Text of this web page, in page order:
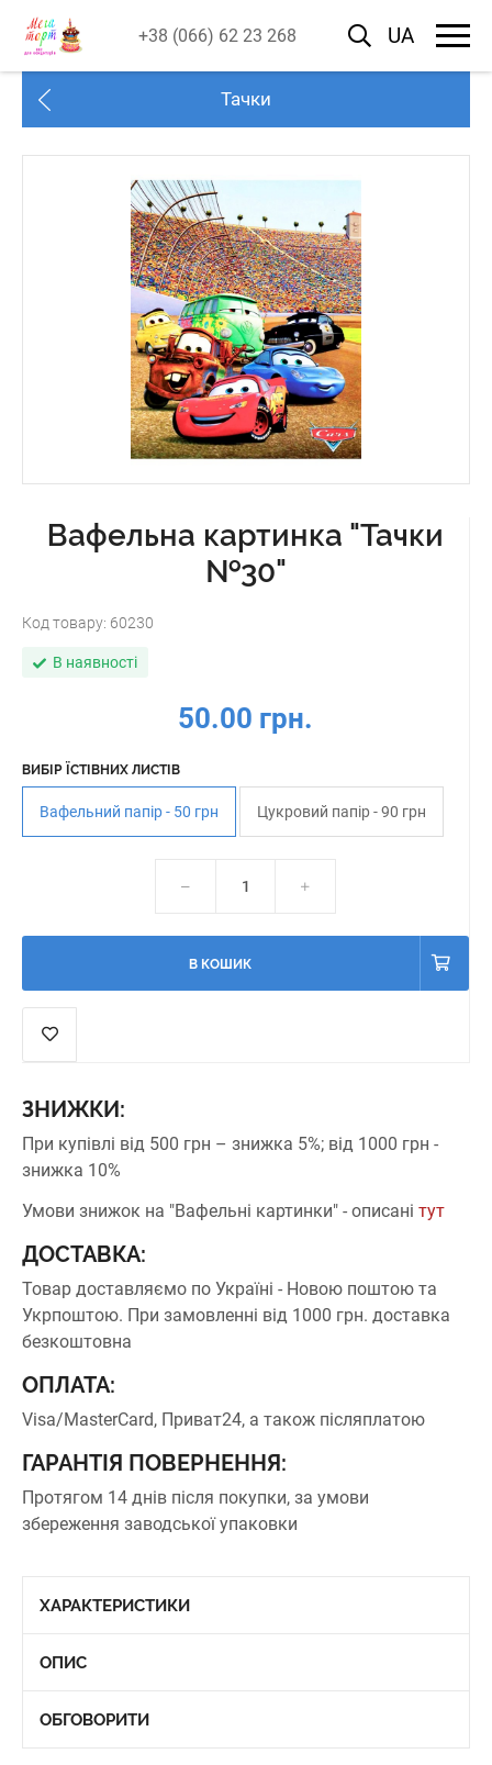
+38 (066) 62 23 268 UA
Тачки
Вафельна картинка "Тачки
№30"
Код товару: 60230
В наявності
50.00 грн.
ВИБІР ЇСТІВНИХ ЛИСТІВ
Вафельний папір - 50 грн Цукровий папір - 90 грн
В КОШИК
ЗНИЖКИ:
При купівлі від 500 грн – знижка 5%; від 1000 грн -
знижка 10%
Умови знижок на "Вафельні картинки" - описані тут
ДОСТАВКА:
Товар доставляємо по Україні - Новою поштою та
Укрпоштою. При замовленні від 1000 грн. доставка
безкоштовна
ОПЛАТА:
Visa/MasterCard, Приват24, а також післяплатою
ГАРАНТІЯ ПОВЕРНЕННЯ:
Протягом 14 днів після покупки, за умови
збереження заводської упаковки
ХАРАКТЕРИСТИКИ
ОПИС
ОБГОВОРИТИ